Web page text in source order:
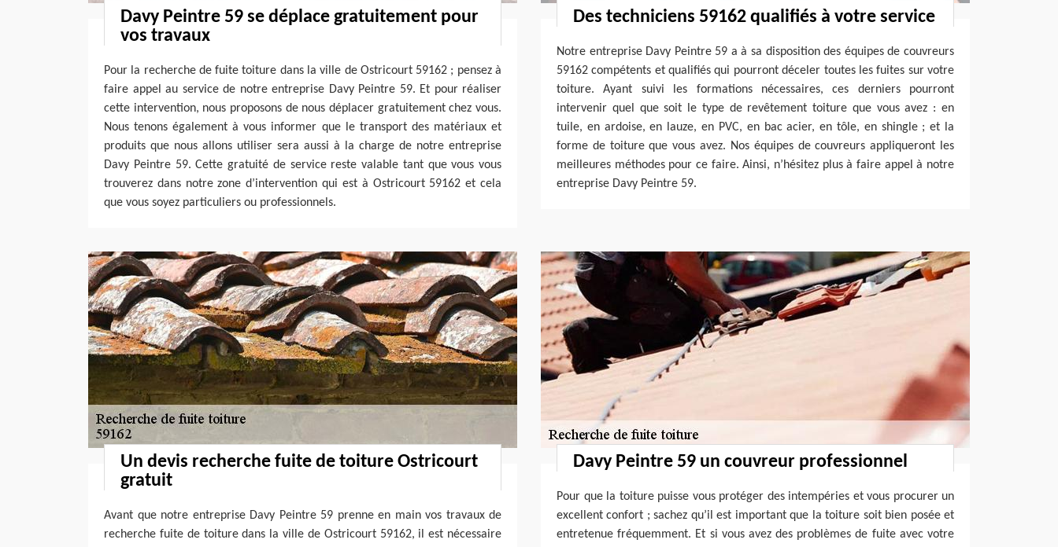
Davy Peintre 59 se déplace gratuitement pour
vos travaux
Pour la recherche de fuite toiture dans la ville de Ostricourt 59162 ; pensez à
faire appel au service de notre entreprise Davy Peintre 59. Et pour réaliser
cette intervention, nous proposons de nous déplacer gratuitement chez vous.
Nous tenons également à vous informer que le transport des matériaux et
produits que nous allons utiliser sera aussi à la charge de notre entreprise
Davy Peintre 59. Cette gratuité de service reste valable tant que vous vous
trouverez dans notre zone d’intervention qui est à Ostricourt 59162 et cela
que vous soyez particuliers ou professionnels.
Des techniciens 59162 qualifiés à votre service
Notre entreprise Davy Peintre 59 a à sa disposition des équipes de couvreurs
59162 compétents et qualifiés qui pourront déceler toutes les fuites sur votre
toiture. Ayant suivi les formations nécessaires, ces derniers pourront
intervenir quel que soit le type de revêtement toiture que vous avez : en
tuile, en ardoise, en lauze, en PVC, en bac acier, en tôle, en shingle ; et la
forme de toiture que vous avez. Nos équipes de couvreurs appliqueront les
meilleures méthodes pour ce faire. Ainsi, n’hésitez plus à faire appel à notre
entreprise Davy Peintre 59.
Un devis recherche fuite de toiture Ostricourt
gratuit
Avant que notre entreprise Davy Peintre 59 prenne en main vos travaux de
recherche fuite de toiture dans la ville de Ostricourt 59162, il est nécessaire
Davy Peintre 59 un couvreur professionnel
Pour que la toiture puisse vous protéger des intempéries et vous procurer un
excellent confort ; sachez qu’il est important que la toiture soit bien posée et
entretenue fréquemment. Et si vous avez des problèmes de fuite avec votre